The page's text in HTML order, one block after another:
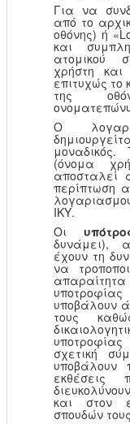
Για να
από το
οθόνης) ή
και
ατομικού
χρήστη και
επιτυχώς το
της
Ο
(όνομα
αποσταλεί
περίπτωση
ΙΚΥ.
Οι
δυνάμει),
έχουν τη
να
υποβάλουν
τους
σχετική
υποβάλουν
εκθέσεις
και στον
σπουδών